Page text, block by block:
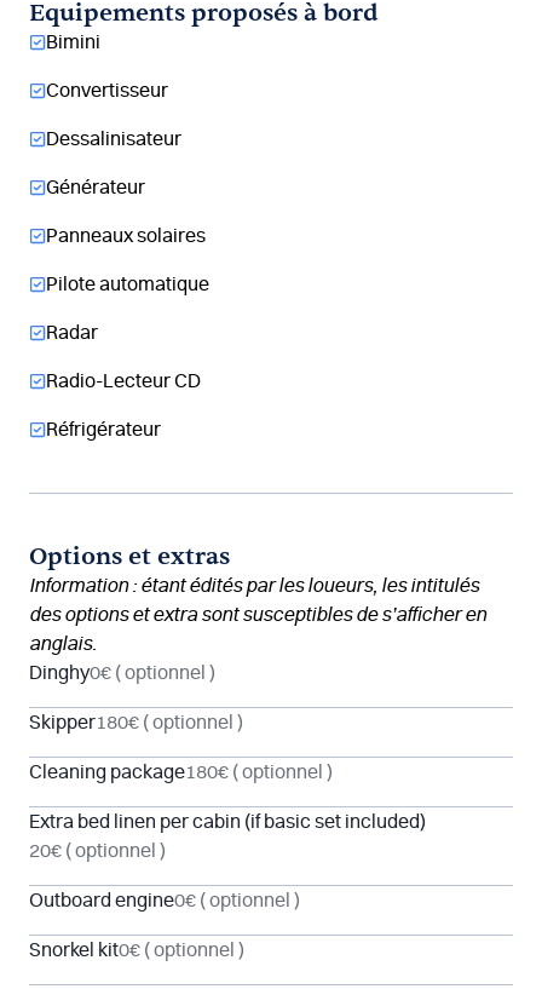
Equipements proposés à bord
Bimini
Convertisseur
Dessalinisateur
Générateur
Panneaux solaires
Pilote automatique
Radar
Radio-Lecteur CD
Réfrigérateur
Options et extras
Information : étant édités par les loueurs, les intitulés
des options et extra sont susceptibles de s’afficher en
anglais.
Dinghy0€ ( optionnel )
Skipper180€ ( optionnel )
Cleaning package180€ ( optionnel )
Extra bed linen per cabin (if basic set included)
20€ ( optionnel )
Outboard engine0€ ( optionnel )
Snorkel kit0€ ( optionnel )